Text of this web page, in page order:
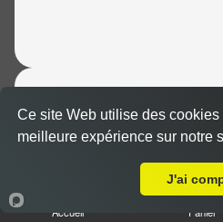
Pizza mexicaine
Dès10.00 €
Base sauce tomate, fromage,
terre, ananas, sauce barbecue
Accueil Panier
Ce site Web utilise des
meilleure expérience sur notre
J'ai